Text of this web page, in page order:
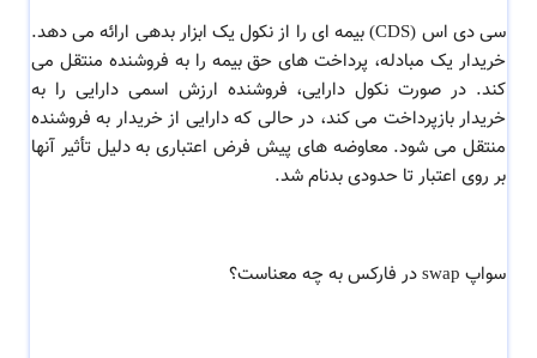
سی دی اس (CDS) بیمه ای را از نکول یک ابزار بدهی ارائه می دهد.
خریدار یک مبادله، پرداخت های حق بیمه را به فروشنده منتقل می
کند. در صورت نکول دارایی، فروشنده ارزش اسمی دارایی را به
خریدار بازپرداخت می کند، در حالی که دارایی از خریدار به فروشنده
منتقل می شود. معاوضه های پیش فرض اعتباری به دلیل تأثیر آنها
بر روی اعتبار تا حدودی بدنام شد.
سواپ swap در فارکس به چه معناست؟